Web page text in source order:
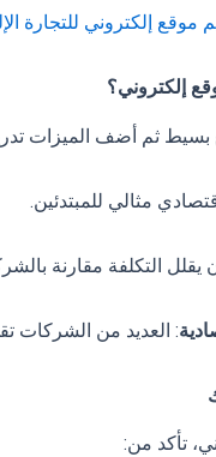
إلكتروني للتجارة
إلكتروني؟
بسيط ثم أضف الميزات
مثالي للمبتدئين.
يقلل التكلفة مقارنة
: العديد من الشركات
تأكد من: